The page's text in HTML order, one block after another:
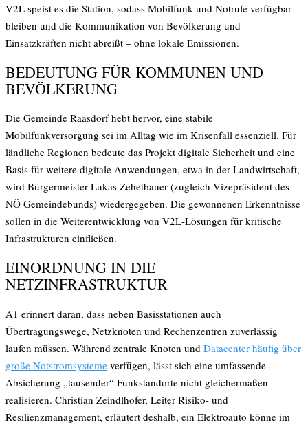
V2L speist es die Station, sodass Mobilfunk und Notrufe verfügbar
bleiben und die Kommunikation von Bevölkerung und
Einsatzkräften nicht abreißt – ohne lokale Emissionen.
BEDEUTUNG FÜR KOMMUNEN UND
BEVÖLKERUNG
Die Gemeinde Raasdorf hebt hervor, eine stabile
Mobilfunkversorgung sei im Alltag wie im Krisenfall essenziell. Für
ländliche Regionen bedeute das Projekt digitale Sicherheit und eine
Basis für weitere digitale Anwendungen, etwa in der Landwirtschaft,
wird Bürgermeister Lukas Zehetbauer (zugleich Vizepräsident des
NÖ Gemeindebunds) wiedergegeben. Die gewonnenen Erkenntnisse
sollen in die Weiterentwicklung von V2L-Lösungen für kritische
Infrastrukturen einfließen.
EINORDNUNG IN DIE
NETZINFRASTRUKTUR
A1 erinnert daran, dass neben Basisstationen auch
Übertragungswege, Netzknoten und Rechenzentren zuverlässig
laufen müssen. Während zentrale Knoten und Datacenter häufig über
große Notstromsysteme verfügen, lässt sich eine umfassende
Absicherung „tausender“ Funkstandorte nicht gleichermaßen
realisieren. Christian Zeindlhofer, Leiter Risiko- und
Resilienzmanagement, erläutert deshalb, ein Elektroauto könne im